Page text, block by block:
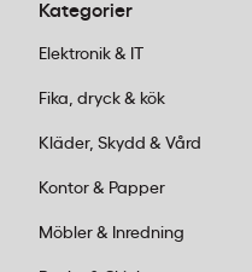
Kategorier
Elektronik & IT
Fika, dryck & kök
Kläder, Skydd & Vård
Kontor & Papper
Möbler & Inredning